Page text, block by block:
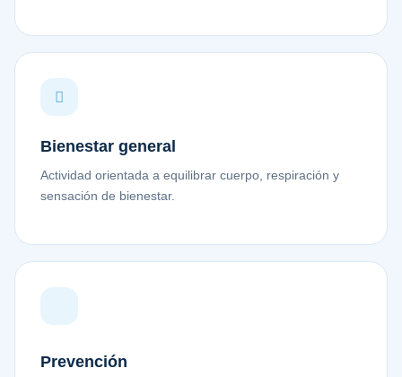
Bienestar general
Actividad orientada a equilibrar cuerpo, respiración y
sensación de bienestar.
Prevención